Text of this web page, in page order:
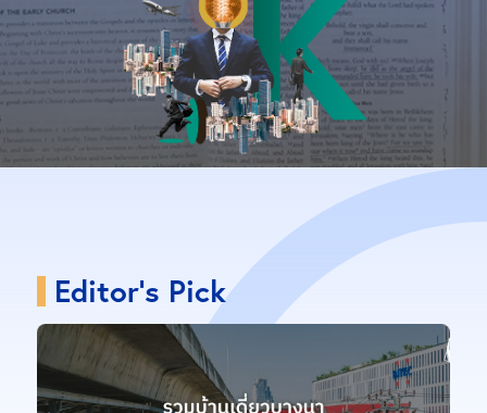
Editor's Pick